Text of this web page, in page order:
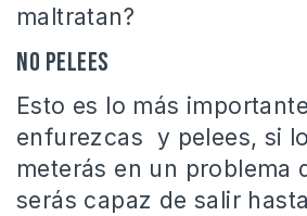
maltratan?
NO pelees
Esto es lo más
enfurezcas y pelees, si
meterás en un problema
serás capaz de salir